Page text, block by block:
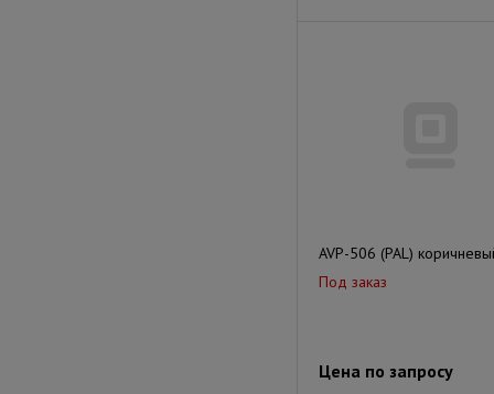
AVP-506 (PAL)
Под заказ
Цена по запросу